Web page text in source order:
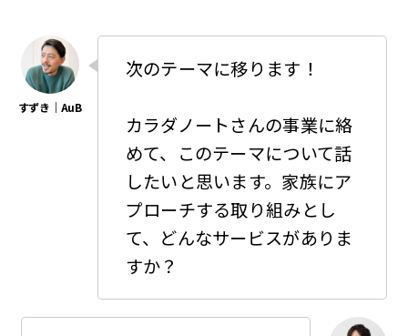
次のテーマに移ります！
カラダノートさんの事業に絡
めて、このテーマについて話
したいと思います。家族にア
プローチする取り組みとし
て、どんなサービスがありま
すか？